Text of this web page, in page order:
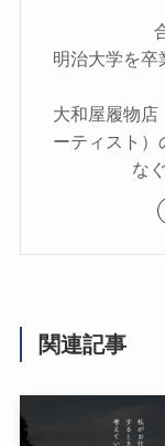
明治大学を卒
大和屋履物店
ーティスト）
な
関連記事